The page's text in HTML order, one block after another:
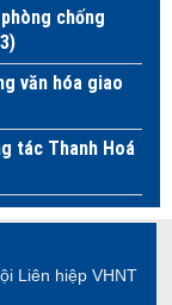
chống
văn hóa giao
tác Thanh Hoá
Liên hiệp VHNT